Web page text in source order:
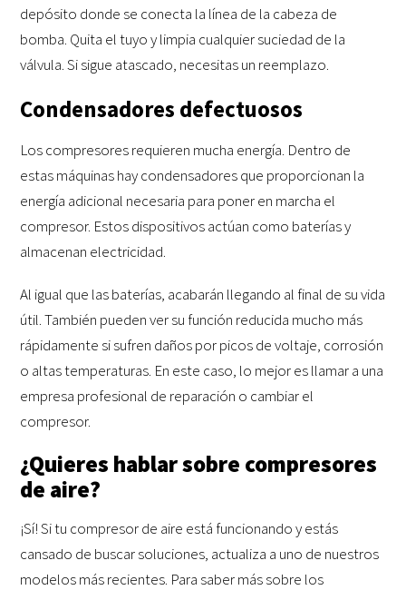
depósito donde se conecta la línea de la cabeza de
bomba. Quita el tuyo y limpia cualquier suciedad de la
válvula. Si sigue atascado, necesitas un reemplazo.
Condensadores defectuosos
Los compresores requieren mucha energía. Dentro de
estas máquinas hay condensadores que proporcionan la
energía adicional necesaria para poner en marcha el
compresor. Estos dispositivos actúan como baterías y
almacenan electricidad.
Al igual que las baterías, acabarán llegando al final de su vida
útil. También pueden ver su función reducida mucho más
rápidamente si sufren daños por picos de voltaje, corrosión
o altas temperaturas. En este caso, lo mejor es llamar a una
empresa profesional de reparación o cambiar el
compresor.
¿Quieres hablar sobre compresores
de aire?
¡Sí! Si tu compresor de aire está funcionando y estás
cansado de buscar soluciones, actualiza a uno de nuestros
modelos más recientes. Para saber más sobre los